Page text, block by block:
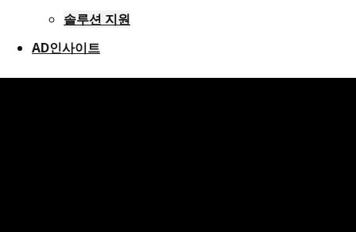
솔루션 지원
AD인사이트